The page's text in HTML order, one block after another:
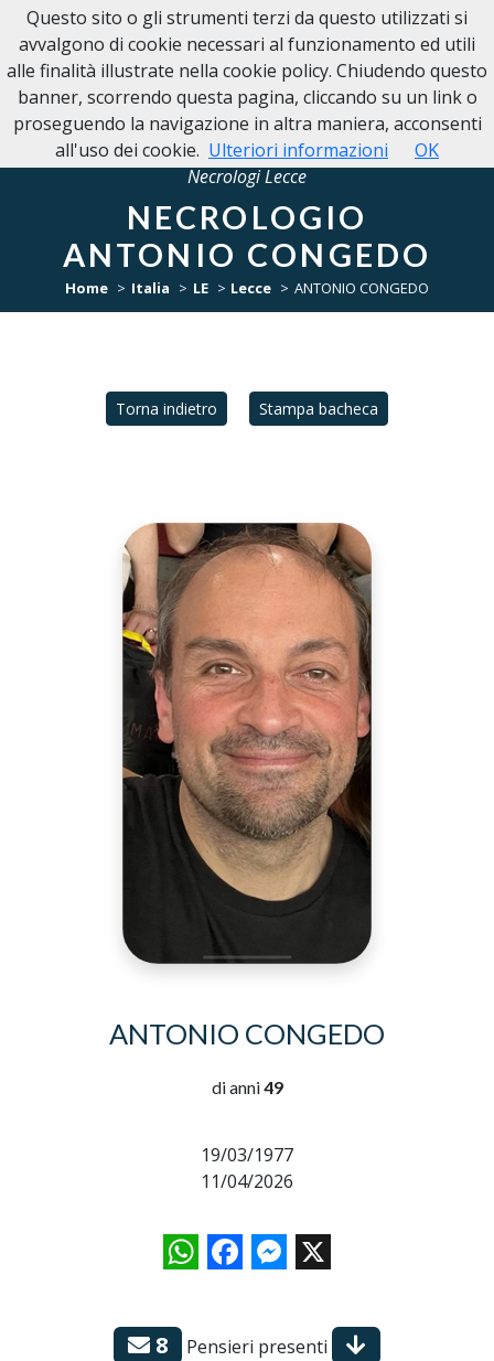
NECROLOGI LECCE
Necrologi Lecce
NECROLOGIO
ANTONIO CONGEDO
Home Italia LE Lecce ANTONIO CONGEDO
Torna indietro Stampa bacheca
ANTONIO CONGEDO
di anni49
19/03/1977
11/04/2026
WhatsAppFacebookMessenger
X
8 Pensieri presenti
Questo sito o gli strumenti terzi da questo utilizzati si
avvalgono di cookie necessari al funzionamento ed utili
alle finalità illustrate nella cookie policy. Chiudendo questo
banner, scorrendo questa pagina, cliccando su un link o
proseguendo la navigazione in altra maniera, acconsenti
all'uso dei cookie. Ulteriori informazioni OK